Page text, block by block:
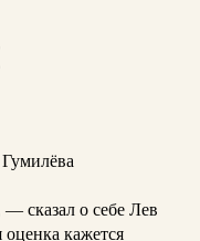
— сказал о себе Лев
оценка кажется